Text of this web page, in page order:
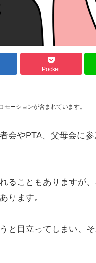
Pocket
ーションが含まれています。
会やPTA、父母会に
ることもありますが
ります。
と目立ってしまい、